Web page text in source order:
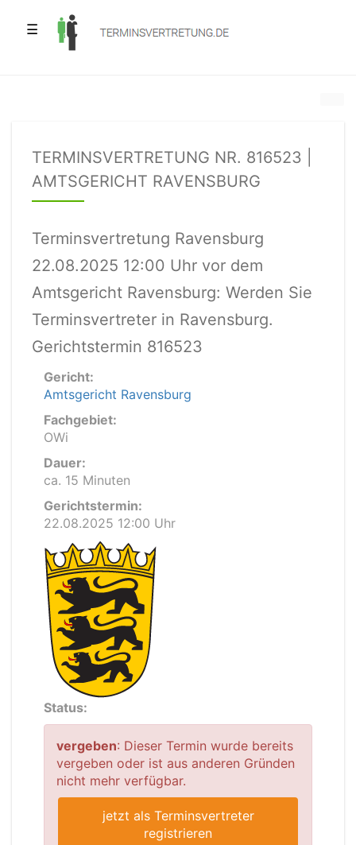
☰
TERMINSVERTRETUNG NR. 816523 |
AMTSGERICHT RAVENSBURG
Terminsvertretung Ravensburg
22.08.2025 12:00 Uhr vor dem
Amtsgericht Ravensburg: Werden Sie
Terminsvertreter in Ravensburg.
Gerichtstermin 816523
Gericht:
Amtsgericht Ravensburg
Fachgebiet:
OWi
Dauer:
ca. 15 Minuten
Gerichtstermin:
22.08.2025 12:00 Uhr
Status:
vergeben: Dieser Termin wurde bereits
vergeben oder ist aus anderen Gründen
nicht mehr verfügbar.
jetzt als Terminsvertreter
registrieren